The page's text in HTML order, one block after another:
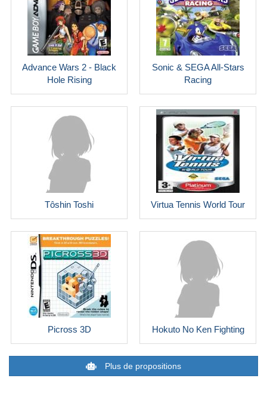
Advance Wars 2 - Black
Hole Rising
Sonic & SEGA All-Stars
Racing
Tôshin Toshi Virtua Tennis World Tour
Picross 3D Hokuto No Ken Fighting
Plus de propositions